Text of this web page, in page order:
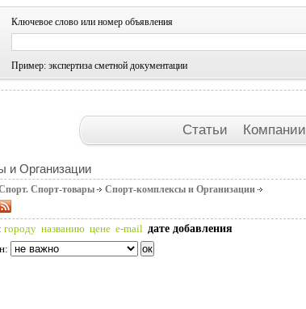
Ключевое слово или номер объявления
Пример: экспертиза сметной документации
Статьи Компании
и Организации
Спорт-товары Спорт-комплексы и Организации
городу названию цене e-mail дате добавления